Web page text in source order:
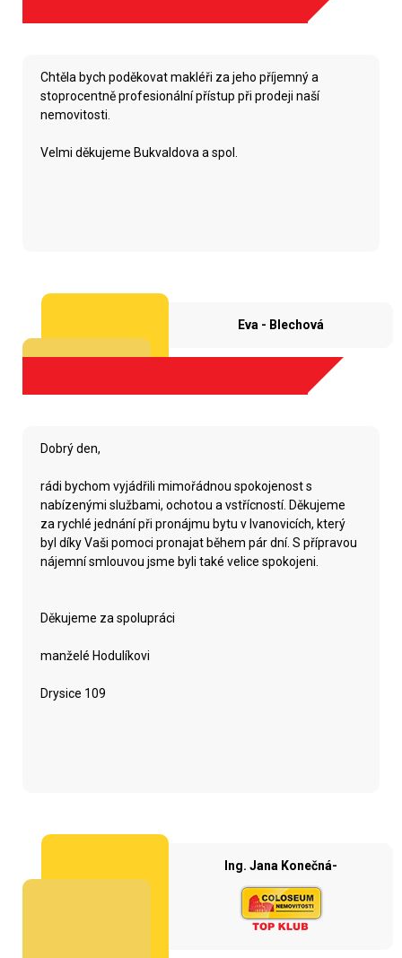
Chtěla bych poděkovat makléři za jeho příjemný a
stoprocentně profesionální přístup při prodeji naší
nemovitosti.
Velmi děkujeme Bukvaldova a spol.
Eva - Blechová
Dobrý den,
rádi bychom vyjádřili mimořádnou spokojenost s
nabízenými službami, ochotou a vstřícností. Děkujeme
za rychlé jednání při pronájmu bytu v Ivanovicích, který
byl díky Vaši pomoci pronajat během pár dní. S přípravou
nájemní smlouvou jsme byli také velice spokojeni.
Děkujeme za spolupráci
manželé Hodulíkovi
Drysice 109
Ing. Jana Konečná-